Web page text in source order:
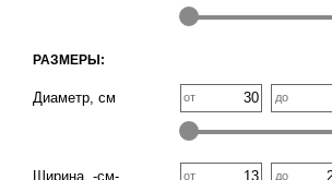
РАЗМЕРЫ:
Диаметр, см от до
Ширина, -см- от до